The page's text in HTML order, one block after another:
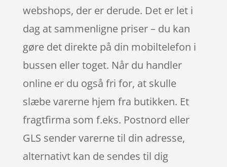
webshops, der er derude. Det er let i
dag at sammenligne priser – du kan
gøre det direkte på din mobiltelefon i
bussen eller toget. Når du handler
online er du også fri for, at skulle
slæbe varerne hjem fra butikken. Et
fragtfirma som f.eks. Postnord eller
GLS sender varerne til din adresse,
alternativt kan de sendes til dig